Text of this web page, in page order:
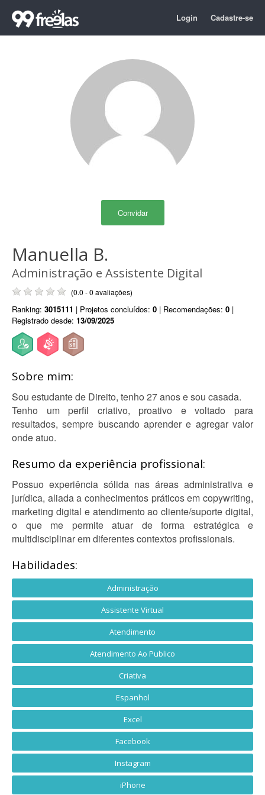
Login Cadastre-se
Convidar
Manuella B.
Administração e Assistente Digital
(0.0 - 0 avaliações)
Ranking: 3015111 | Projetos concluídos: 0 | Recomendações: 0 |
Registrado desde: 13/09/2025
Sobre mim:
Sou estudante de Direito, tenho 27 anos e sou casada.
Tenho um perfil criativo, proativo e voltado para
resultados, sempre buscando aprender e agregar valor
onde atuo.
Resumo da experiência profissional:
Possuo experiência sólida nas áreas administrativa e
jurídica, aliada a conhecimentos práticos em copywriting,
marketing digital e atendimento ao cliente/suporte digital,
o que me permite atuar de forma estratégica e
multidisciplinar em diferentes contextos profissionais.
Habilidades:
Administração
Assistente Virtual
Atendimento
Atendimento Ao Publico
Criativa
Espanhol
Excel
Facebook
Instagram
iPhone